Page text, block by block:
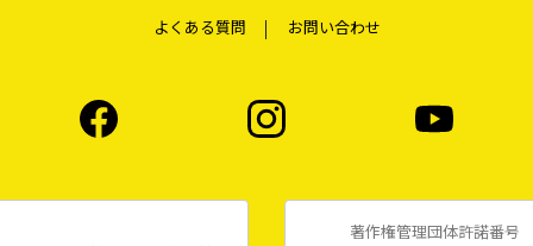
よくある質問
お問い合わせ
著作権管理団体許諾番号